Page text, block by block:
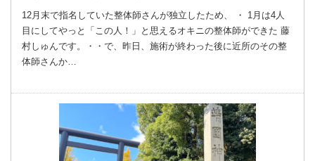
12月末で指名していた整体師さんが独立したため、 ・ 1月は4人
目にしてやっと「この人！」と思えるオキニの整体師ができた 藤
村しゅんです。・・で、昨日、施術が終わった後に近所のその整
体師さんか…